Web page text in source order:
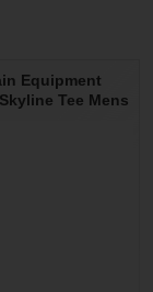
Equipment
Tee Mens